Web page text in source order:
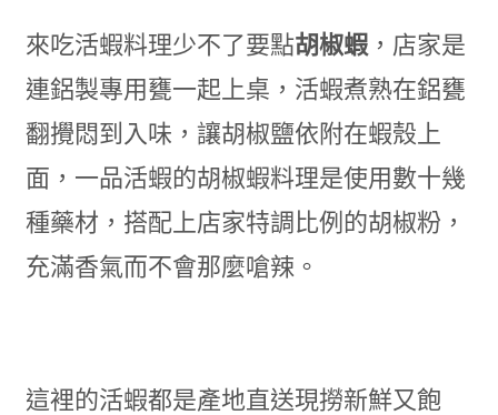
來吃活蝦料理少不了要點胡椒蝦，店家是
連鋁製專用甕一起上桌，活蝦煮熟在鋁甕
翻攪悶到入味，讓胡椒鹽依附在蝦殼上
面，一品活蝦的胡椒蝦料理是使用數十幾
種藥材，搭配上店家特調比例的胡椒粉，
充滿香氣而不會那麼嗆辣。
這裡的活蝦都是產地直送現撈新鮮又飽